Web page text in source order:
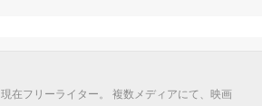
在フリーライター。 複数メディアにて、映画